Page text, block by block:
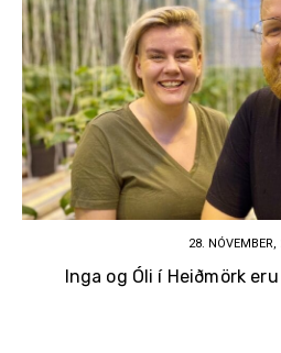
28. NÓVEMBER,
Inga og Óli í Heiðmörk